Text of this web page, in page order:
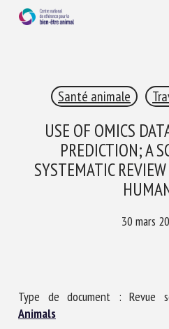
Santé animale
USE OF OMICS
PREDICTION; A
SYSTEMATIC
30 mars
Type de document : Revue
Animals
RECEVEZ CHAQUE
Nom *